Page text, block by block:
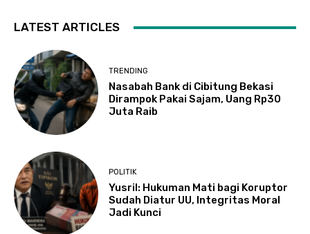
LATEST ARTICLES
TRENDING
Nasabah Bank di Cibitung Bekasi
Dirampok Pakai Sajam, Uang Rp30
Juta Raib
POLITIK
Yusril: Hukuman Mati bagi Koruptor
Sudah Diatur UU, Integritas Moral
Jadi Kunci